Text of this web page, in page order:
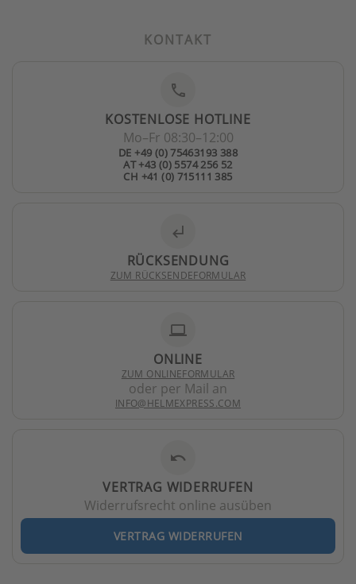
KONTAKT
phone
KOSTENLOSE HOTLINE
Mo–Fr 08:30–12:00
DE +49 (0) 75463193 388
AT +43 (0) 5574 256 52
CH +41 (0) 715111 385
subdirectory_arrow_left
RÜCKSENDUNG
ZUM RÜCKSENDEFORMULAR
laptop
ONLINE
ZUM ONLINEFORMULAR
oder per Mail an
INFO@HELMEXPRESS.COM
undo
VERTRAG WIDERRUFEN
Widerrufsrecht online ausüben
VERTRAG WIDERRUFEN